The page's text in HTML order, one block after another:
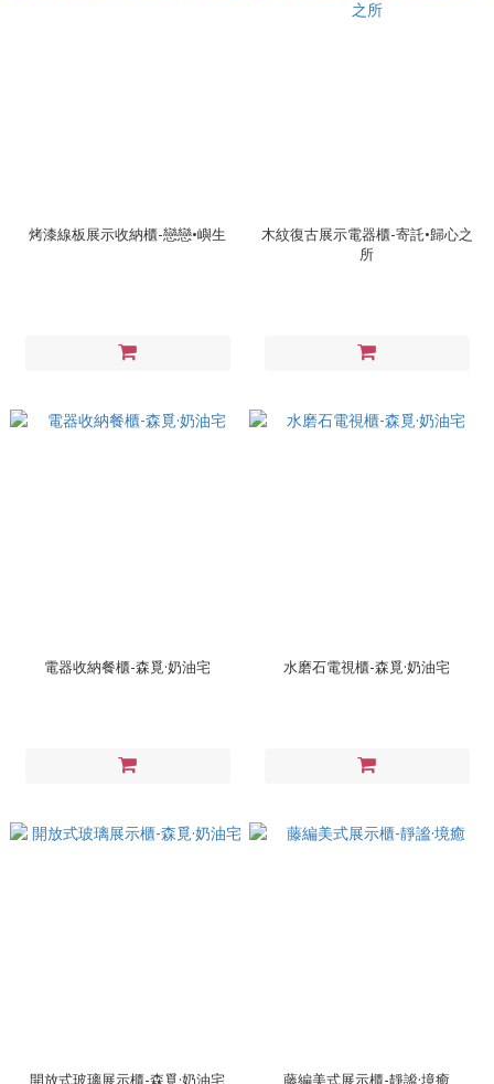
烤漆線板展示收納櫃-戀戀•嶼生
木紋復古展示電器櫃-寄託•歸心之
所
電器收納餐櫃-森覓·奶油宅 水磨石電視櫃-森覓·奶油宅
開放式玻璃展示櫃-森覓·奶油宅 藤編美式展示櫃-靜謐·境癒